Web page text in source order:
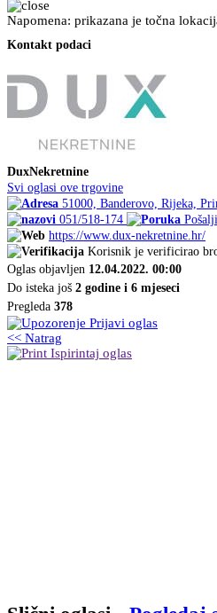
Napomena: prikazana je točna
Kontakt podaci
DuxNekretnine
Svi oglasi ove trgovine
51000, Banderovo, Rijeka,
051/518-174
https://www.dux-nekretnine.hr/
Korisnik je verificirao
Oglas objavljen 12.04.2022. 00:00
Do isteka još 2 godine i 6 mjeseci
Pregleda 378
Prijavi oglas
<< Natrag
Ispirintaj oglas